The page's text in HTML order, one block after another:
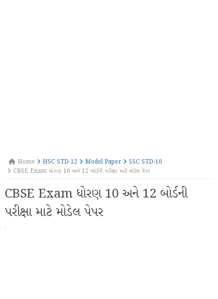
Home HSC STD-12 Model Paper
SSC STD-10
CBSE Exam ધોરણ 10 અને 12 બોર્ડની પરીક્ષા માટે મોડેલ પેપર
CBSE Exam ધોરણ 10 અને 12 બોર્ડની
પરીક્ષા માટે મોડેલ પેપર
·